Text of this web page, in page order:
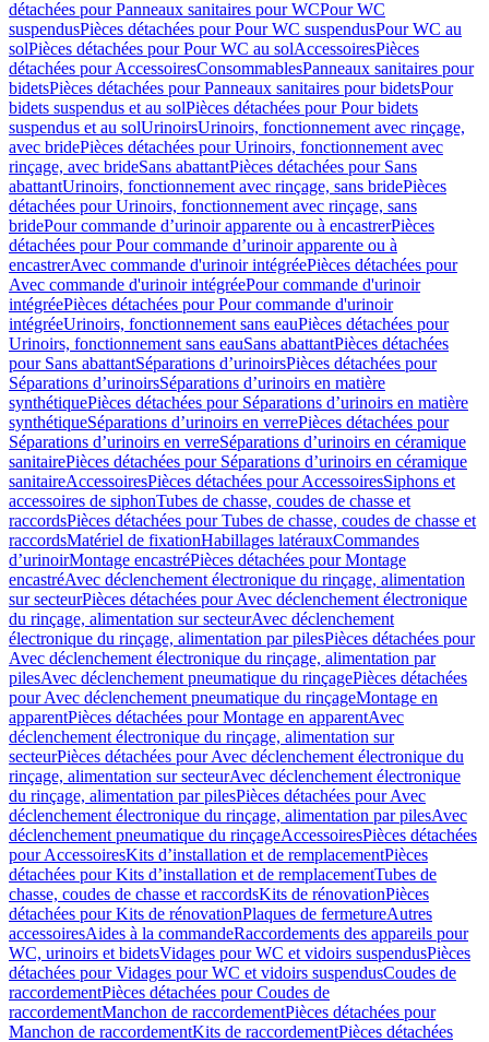
détachées pour Panneaux sanitaires pour WCPour WC
suspendusPièces détachées pour Pour WC suspendusPour WC au
solPièces détachées pour Pour WC au solAccessoiresPièces
détachées pour AccessoiresConsommablesPanneaux sanitaires pour
bidetsPièces détachées pour Panneaux sanitaires pour bidetsPour
bidets suspendus et au solPièces détachées pour Pour bidets
suspendus et au solUrinoirsUrinoirs, fonctionnement avec rinçage,
avec bridePièces détachées pour Urinoirs, fonctionnement avec
rinçage, avec brideSans abattantPièces détachées pour Sans
abattantUrinoirs, fonctionnement avec rinçage, sans bridePièces
détachées pour Urinoirs, fonctionnement avec rinçage, sans
bridePour commande d’urinoir apparente ou à encastrerPièces
détachées pour Pour commande d’urinoir apparente ou à
encastrerAvec commande d'urinoir intégréePièces détachées pour
Avec commande d'urinoir intégréePour commande d'urinoir
intégréePièces détachées pour Pour commande d'urinoir
intégréeUrinoirs, fonctionnement sans eauPièces détachées pour
Urinoirs, fonctionnement sans eauSans abattantPièces détachées
pour Sans abattantSéparations d’urinoirsPièces détachées pour
Séparations d’urinoirsSéparations d’urinoirs en matière
synthétiquePièces détachées pour Séparations d’urinoirs en matière
synthétiqueSéparations d’urinoirs en verrePièces détachées pour
Séparations d’urinoirs en verreSéparations d’urinoirs en céramique
sanitairePièces détachées pour Séparations d’urinoirs en céramique
sanitaireAccessoiresPièces détachées pour AccessoiresSiphons et
accessoires de siphonTubes de chasse, coudes de chasse et
raccordsPièces détachées pour Tubes de chasse, coudes de chasse et
raccordsMatériel de fixationHabillages latérauxCommandes
dʼurinoirMontage encastréPièces détachées pour Montage
encastréAvec déclenchement électronique du rinçage, alimentation
sur secteurPièces détachées pour Avec déclenchement électronique
du rinçage, alimentation sur secteurAvec déclenchement
électronique du rinçage, alimentation par pilesPièces détachées pour
Avec déclenchement électronique du rinçage, alimentation par
pilesAvec déclenchement pneumatique du rinçagePièces détachées
pour Avec déclenchement pneumatique du rinçageMontage en
apparentPièces détachées pour Montage en apparentAvec
déclenchement électronique du rinçage, alimentation sur
secteurPièces détachées pour Avec déclenchement électronique du
rinçage, alimentation sur secteurAvec déclenchement électronique
du rinçage, alimentation par pilesPièces détachées pour Avec
déclenchement électronique du rinçage, alimentation par pilesAvec
déclenchement pneumatique du rinçageAccessoiresPièces détachées
pour AccessoiresKits d’installation et de remplacementPièces
détachées pour Kits d’installation et de remplacementTubes de
chasse, coudes de chasse et raccordsKits de rénovationPièces
détachées pour Kits de rénovationPlaques de fermetureAutres
accessoiresAides à la commandeRaccordements des appareils pour
WC, urinoirs et bidetsVidages pour WC et vidoirs suspendusPièces
détachées pour Vidages pour WC et vidoirs suspendusCoudes de
raccordementPièces détachées pour Coudes de
raccordementManchon de raccordementPièces détachées pour
Manchon de raccordementKits de raccordementPièces détachées